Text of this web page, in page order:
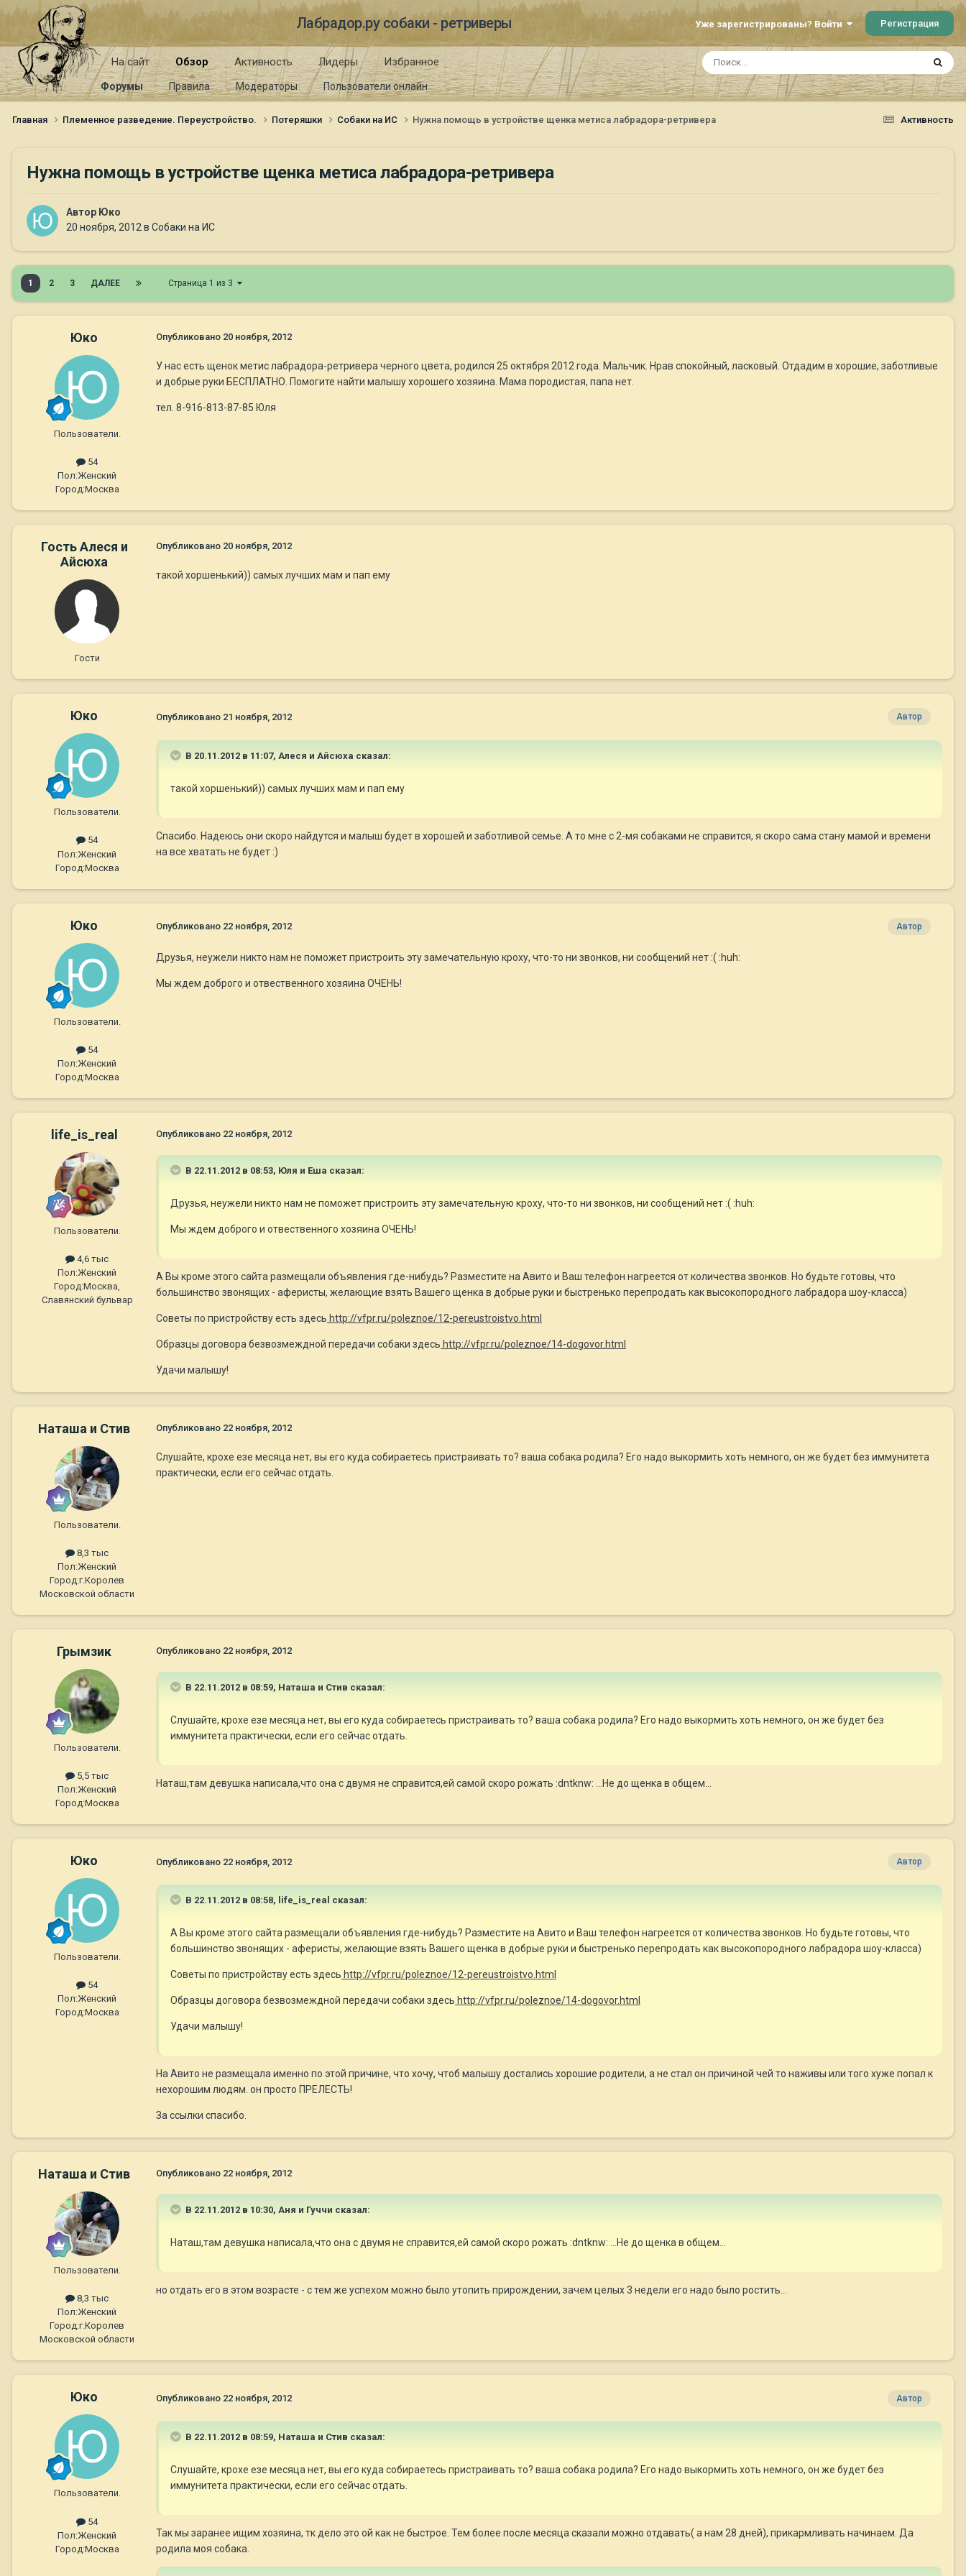
Лабрадор.ру собаки - ретриверы Уже зарегистрированы? Войти Регистрация
На сайт Обзор
Форумы Правила Модераторы Пользователи онлайн
Активность Лидеры Избранное
Активность
Главная Племенное разведение. Переустройство. Потеряшки Собаки на ИС Нужна помощь в устройстве щенка метиса лабрадора-ретривера
Нужна помощь в устройстве щенка метиса лабрадора-ретривера
Автор Юко
20 ноября, 2012 в Собаки на ИС
1 2 3 ДАЛЕЕ Страница 1 из 3
Юко
Пользователи.
54
Пол:Женский
Город:Москва
Опубликовано 20 ноября, 2012
У нас есть щенок метис лабрадора-ретривера черного цвета, родился 25 октября 2012 года. Мальчик. Нрав спокойный, ласковый. Отдадим в хорошие, заботливые
и добрые руки БЕСПЛАТНО. Помогите найти малышу хорошего хозяина. Мама породистая, папа нет.
тел. 8-916-813-87-85 Юля
Гость Алеся и
Айсюха
Гости
Опубликовано 20 ноября, 2012
такой хоршенький)) самых лучших мам и пап ему
Юко
Пользователи.
54
Пол:Женский
Город:Москва
Автор
Опубликовано 21 ноября, 2012
В 20.11.2012 в 11:07, Алеся и Айсюха сказал:
такой хоршенький)) самых лучших мам и пап ему
Спасибо. Надеюсь они скоро найдутся и малыш будет в хорошей и заботливой семье. А то мне с 2-мя собаками не справится, я скоро сама стану мамой и времени
на все хватать не будет :)
Юко
Пользователи.
54
Пол:Женский
Город:Москва
Автор
Опубликовано 22 ноября, 2012
Друзья, неужели никто нам не поможет пристроить эту замечательную кроху, что-то ни звонков, ни сообщений нет :( :huh:
Мы ждем доброго и отвественного хозяина ОЧЕНЬ!
life_is_real
Пользователи.
4,6 тыс
Пол:Женский
Город:Москва,
Славянский бульвар
Опубликовано 22 ноября, 2012
В 22.11.2012 в 08:53, Юля и Еша сказал:
Друзья, неужели никто нам не поможет пристроить эту замечательную кроху, что-то ни звонков, ни сообщений нет :( :huh:
Мы ждем доброго и отвественного хозяина ОЧЕНЬ!
А Вы кроме этого сайта размещали объявления где-нибудь? Разместите на Авито и Ваш телефон нагреется от количества звонков. Но будьте готовы, что
большинство звонящих - аферисты, желающие взять Вашего щенка в добрые руки и быстренько перепродать как высокопородного лабрадора шоу-класса)
Советы по пристройству есть здесь http://vfpr.ru/poleznoe/12-pereustroistvo.html
Образцы договора безвозмеждной передачи собаки здесь http://vfpr.ru/poleznoe/14-dogovor.html
Удачи малышу!
Наташа и Стив
Пользователи.
8,3 тыс
Пол:Женский
Город:г.Королев
Московской области
Опубликовано 22 ноября, 2012
Слушайте, крохе езе месяца нет, вы его куда собираетесь пристраивать то? ваша собака родила? Его надо выкормить хоть немного, он же будет без иммунитета
практически, если его сейчас отдать.
Грымзик
Пользователи.
5,5 тыс
Пол:Женский
Город:Москва
Опубликовано 22 ноября, 2012
В 22.11.2012 в 08:59, Наташа и Стив сказал:
Слушайте, крохе езе месяца нет, вы его куда собираетесь пристраивать то? ваша собака родила? Его надо выкормить хоть немного, он же будет без
иммунитета практически, если его сейчас отдать.
Наташ,там девушка написала,что она с двумя не справится,ей самой скоро рожать :dntknw: ...Не до щенка в общем...
Юко
Пользователи.
54
Пол:Женский
Город:Москва
Автор
Опубликовано 22 ноября, 2012
В 22.11.2012 в 08:58, life_is_real сказал:
А Вы кроме этого сайта размещали объявления где-нибудь? Разместите на Авито и Ваш телефон нагреется от количества звонков. Но будьте готовы, что
большинство звонящих - аферисты, желающие взять Вашего щенка в добрые руки и быстренько перепродать как высокопородного лабрадора шоу-класса)
Советы по пристройству есть здесь http://vfpr.ru/poleznoe/12-pereustroistvo.html
Образцы договора безвозмеждной передачи собаки здесь http://vfpr.ru/poleznoe/14-dogovor.html
Удачи малышу!
На Авито не размещала именно по этой причине, что хочу, чтоб малышу достались хорошие родители, а не стал он причиной чей то наживы или того хуже попал к
нехорошим людям. он просто ПРЕЛЕСТЬ!
За ссылки спасибо.
Наташа и Стив
Пользователи.
8,3 тыс
Пол:Женский
Город:г.Королев
Московской области
Опубликовано 22 ноября, 2012
В 22.11.2012 в 10:30, Аня и Гуччи сказал:
Наташ,там девушка написала,что она с двумя не справится,ей самой скоро рожать :dntknw: ...Не до щенка в общем...
но отдать его в этом возрасте - с тем же успехом можно было утопить прирождении, зачем целых 3 недели его надо было ростить...
Юко
Пользователи.
54
Пол:Женский
Город:Москва
Автор
Опубликовано 22 ноября, 2012
В 22.11.2012 в 08:59, Наташа и Стив сказал:
Слушайте, крохе езе месяца нет, вы его куда собираетесь пристраивать то? ваша собака родила? Его надо выкормить хоть немного, он же будет без
иммунитета практически, если его сейчас отдать.
Так мы заранее ищим хозяина, тк дело это ой как не быстрое. Тем более после месяца сказали можно отдавать( а нам 28 дней), прикармливать начинаем. Да
родила моя собака.